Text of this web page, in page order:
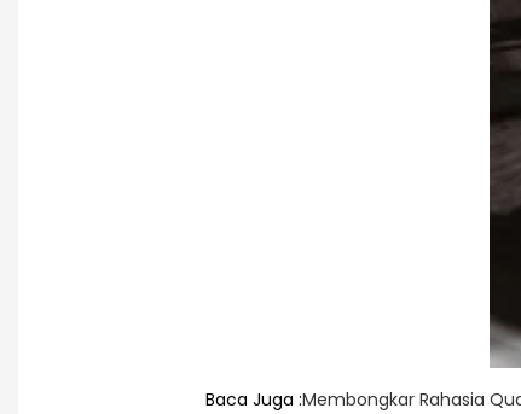
Baca Juga :Membongkar Rahasia